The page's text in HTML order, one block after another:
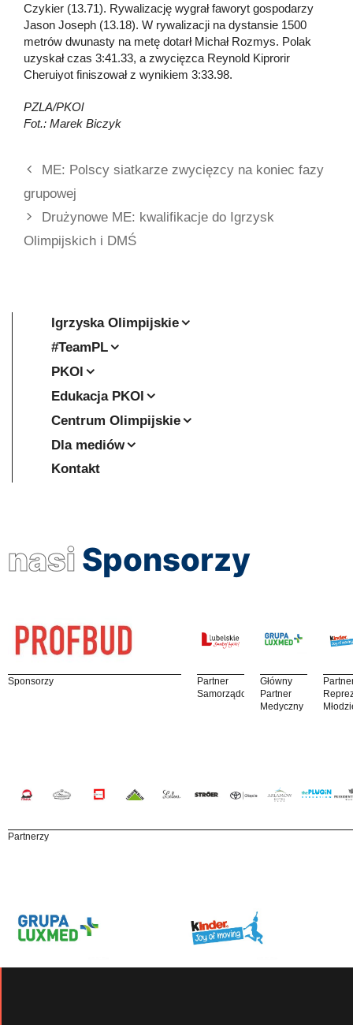
Czykier (13.71). Rywalizację wygrał faworyt gospodarzy
Jason Joseph (13.18). W rywalizacji na dystansie 1500
metrów dwunasty na metę dotarł Michał Rozmys. Polak
uzyskał czas 3:41.33, a zwycięzca Reynold Kiprorir
Cheruiyot finiszował z wynikiem 3:33.98.
PZLA/PKOl
Fot.: Marek Biczyk
ME: Polscy siatkarze zwycięzcy na koniec fazy
grupowej
Drużynowe ME: kwalifikacje do Igrzysk
Olimpijskich i DMŚ
Igrzyska Olimpijskie
#TeamPL
PKOl
Edukacja PKOl
Centrum Olimpijskie
Dla mediów
Kontakt
nasi Sponsorzy
Sponsorzy
Partner
Samorządowy
Główny
Partner
Medyczny
Partnerzy